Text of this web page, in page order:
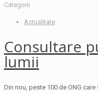
Categorii
Actualitate
Consultare
lumii
Din nou, peste 100 de ONG